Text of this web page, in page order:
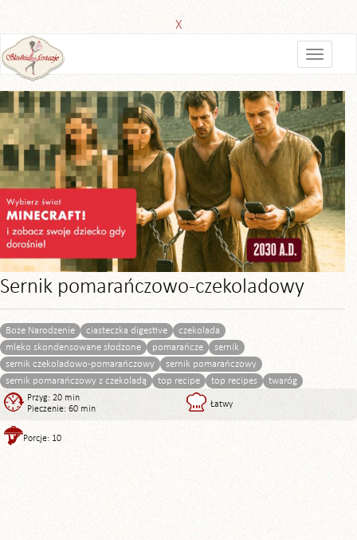
X
Sernik pomarańczowo-czekoladowy
Boże Narodzenie ciasteczka digestive
czekolada
mleko skondensowane słodzone
pomarańcze
sernik
sernik czekoladowo-pomarańczowy
sernik pomarańczowy
sernik pomarańczowy z czekoladą
top recipe top recipes twaróg
Przyg: 20 min
Pieczenie: 60 min
Łatwy
Porcje: 10